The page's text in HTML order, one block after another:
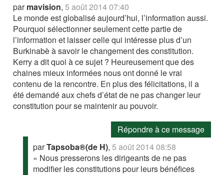
parmavision,5 août 2014 07:40
Le monde est globalisé aujourd’hui, l’information aussi.
Pourquoi sélectionner seulement cette partie de
l’information et laisser celle qui intéresse plus d’un
Burkinabè à savoir le changement des constitution.
Kerry a dit quoi à ce sujet ? Heureusement que des
chaines mieux informées nous ont donné le vrai
contenu de la rencontre. En plus des félicitations, il a
été demandé aux chefs d’état de ne pas changer leur
constitution pour se maintenir au pouvoir.
Répondre à ce message
parTapsoba®(de H),5 août 2014 08:58
« Nous presserons les dirigeants de ne pas
modifier les constitutions pour leurs bénéfices